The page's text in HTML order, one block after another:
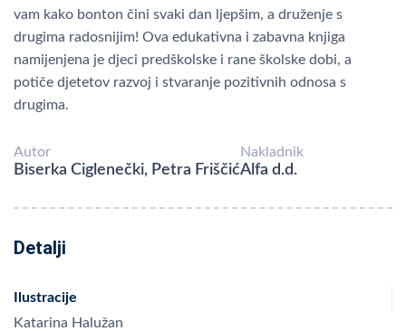
vam kako bonton čini svaki dan ljepšim, a druženje s
drugima radosnijim! Ova edukativna i zabavna knjiga
namijenjena je djeci predškolske i rane školske dobi, a
potiče djetetov razvoj i stvaranje pozitivnih odnosa s
drugima.
Autor
Biserka Ciglenečki, Petra Friščić
Nakladnik
Alfa d.d.
Detalji
Ilustracije
Katarina Halužan